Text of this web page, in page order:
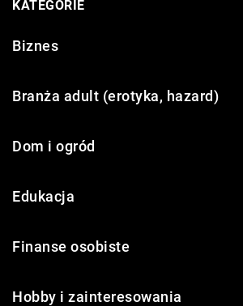
KATEGORIE
Biznes
Branża adult (erotyka, hazard)
Dom i ogród
Edukacja
Finanse osobiste
Hobby i zainteresowania